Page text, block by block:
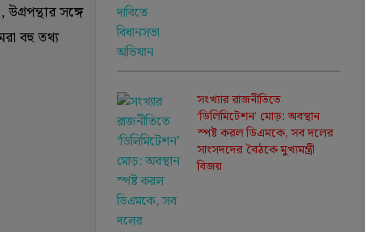
সঙ্গে
বহু তথ্য
সংখ্যার রাজনীতিতে
‘ডিলিমিটেশন’ মোড়: অবস্থান
স্পষ্ট করল ডিএমকে, সব দলের
সাংসদদের বৈঠকে মুখ্যমন্ত্রী
বিজয়